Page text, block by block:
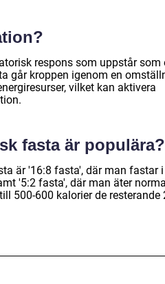
respons som uppstår som
går kroppen igenom en
vilket kan aktivera
fasta är populära?
är '16:8 fasta', där man fastar
'5:2 fasta', där man äter
500-600 kalorier de resterande